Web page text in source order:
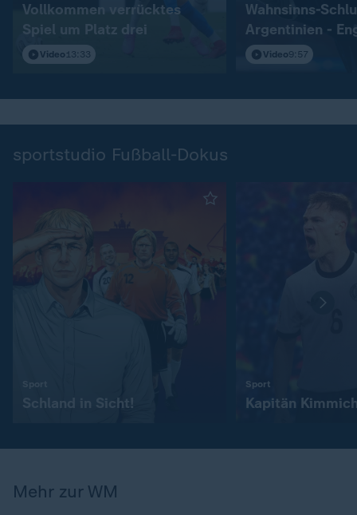
Vollkommen verrücktes
Spiel um Platz drei
Video 13:33
Wahnsinns-
Argentinien -
Video9:57
sportstudio Fußball-Dokus
Schland in Sicht!
Sport
Kapitän
Mehr zur WM